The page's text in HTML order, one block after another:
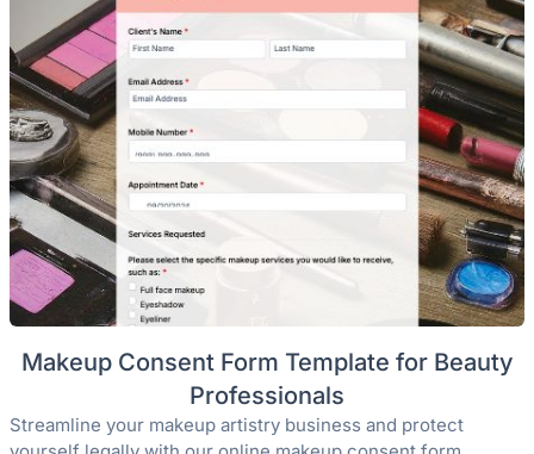
Makeup Consent Form Template for Beauty
Professionals
Streamline your makeup artistry business and protect